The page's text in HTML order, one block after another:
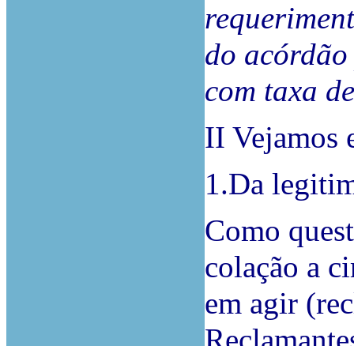
do
com taxa
II Vejamos
1.Da
Como
colação a
em agir